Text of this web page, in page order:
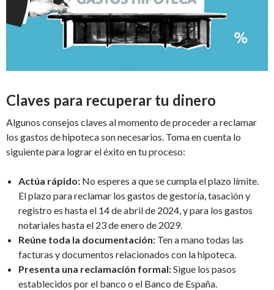
Claves para recuperar tu dinero
Algunos consejos claves al momento de proceder a reclamar
los gastos de hipoteca son necesarios. Toma en cuenta lo
siguiente para lograr el éxito en tu proceso:
Actúa rápido: No esperes a que se cumpla el plazo límite.
El plazo para reclamar los gastos de gestoría, tasación y
registro es hasta el 14 de abril de 2024, y para los gastos
notariales hasta el 23 de enero de 2029.
Reúne toda la documentación: Ten a mano todas las
facturas y documentos relacionados con la hipoteca.
Presenta una reclamación formal:Sigue los pasos
establecidos por el banco o el Banco de España.